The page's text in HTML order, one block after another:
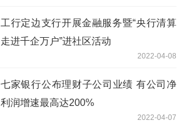
工行定边支行开展金融服务暨“央行清算
走进千企万户”进社区活动
2022-04-08
七家银行公布理财子公司业绩 有公司净
利润增速最高达200%
2022-04-07